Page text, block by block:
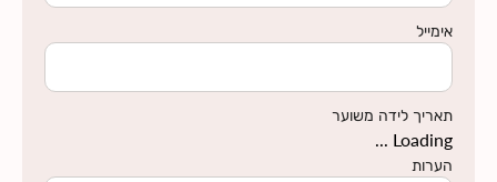
אימייל
תאריך לידה משוער
Loading ...
הערות